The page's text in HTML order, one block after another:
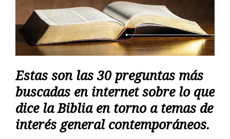
Estas son las 30 preguntas más
buscadas en internet sobre lo que
dice la Biblia en torno a temas de
interés general contemporáneos.